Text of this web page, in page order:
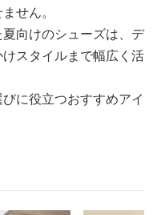
せん。
向けのシューズは、デ
スタイルまで幅広く活
に役立つおすすめアイ